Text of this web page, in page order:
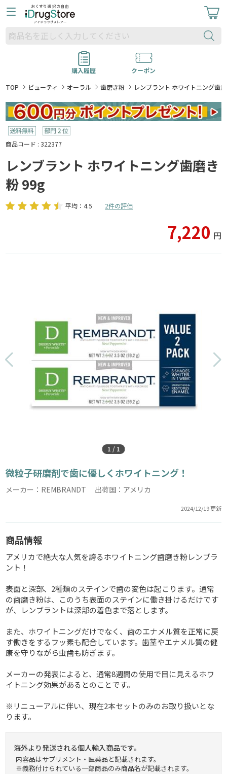
購入履歴
クーポン
TOP
ビューティ オーラル 歯磨き粉 レンブラント ホワイトニング歯
商品コード : 322377
レンブラント ホワイトニング歯磨き
粉 99g
平均：4.5 2件の評価
7,220 円
1 / 1
微粒子研磨剤で歯に優しくホワイトニング！
メーカー：REMBRANDT 出荷国：アメリカ
2024/12/19 更新
商品情報
アメリカで絶大な人気を誇るホワイトニング歯磨き粉レンブラ
ント！
表面と深部、2種類のステインで歯の変色は起こります。通常
の歯磨き粉は、このうち表面のステインに働き掛けるだけです
が、レンブラントは深部の着色まで落とします。
また、ホワイトニングだけでなく、歯のエナメル質を正常に戻
す働きをするフッ素も配合しています。歯茎やエナメル質の健
康を守りながら虫歯も防ぎます。
メーカーの発表によると、通常8週間の使用で目に見えるホワ
イトニング効果があるとのことです。
※リニューアルに伴い、現在2本セットのみのお取り扱いとな
ります。
海外より発送される個人輸入商品です。
内容品はサプリメント・医薬品と記載されます。
※義務付けられている一部商品のみ商品名が記載されます。